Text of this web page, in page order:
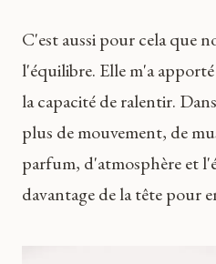
C'est aussi pour cela que
l'équilibre. Elle m'a
la capacité de ralentir.
plus de mouvement, de
parfum, d'atmosphère et
davantage de la tête pour